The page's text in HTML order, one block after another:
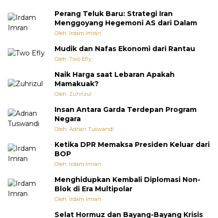
Perang Teluk Baru: Strategi Iran
Menggoyang Hegemoni AS dari Dalam
Oleh: Irdam Imran
Mudik dan Nafas Ekonomi dari Rantau
Oleh: Two Efly
Naik Harga saat Lebaran Apakah
Mamakuak?
Oleh: Zuhrizul
Insan Antara Garda Terdepan Program
Negara
Oleh: Adrian Tuswandi
Ketika DPR Memaksa Presiden Keluar dari
BOP
Oleh: Irdam Imran
Menghidupkan Kembali Diplomasi Non-
Blok di Era Multipolar
Oleh: Irdam Imran
Selat Hormuz dan Bayang-Bayang Krisis